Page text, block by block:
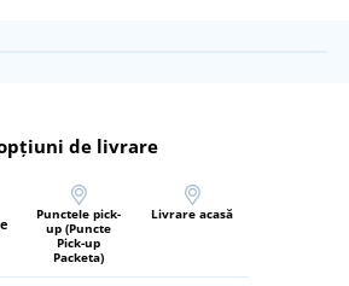
de livrare
Punctele pick-
up (Puncte
Pick-up
Packeta)
Livrare acasă